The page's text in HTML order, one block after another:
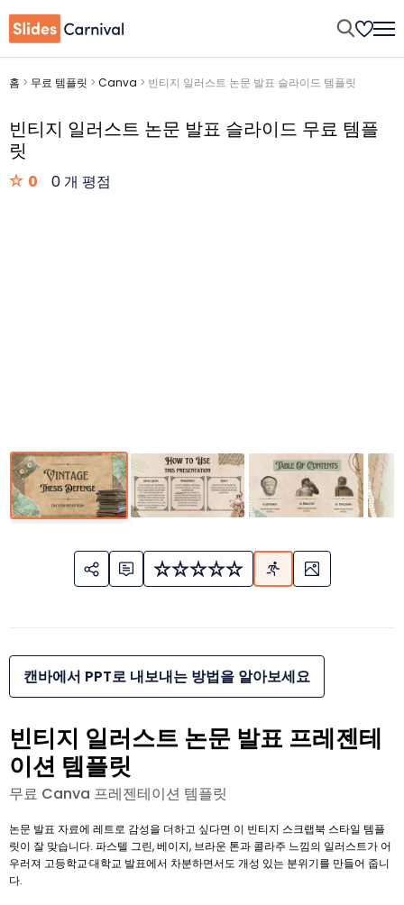
홈 > 무료 템플릿 > Canva > 빈티지 일러스트 논문 발표 슬라이드 템플릿
빈티지 일러스트 논문 발표 슬라이드 무료 템플
릿
0 0 개 평점
캔바에서 PPT로 내보내는 방법을 알아보세요
빈티지 일러스트 논문 발표 프레젠테
이션 템플릿
무료 Canva 프레젠테이션 템플릿
논문 발표 자료에 레트로 감성을 더하고 싶다면 이 빈티지 스크랩북 스타일 템플
릿이 잘 맞습니다. 파스텔 그린, 베이지, 브라운 톤과 콜라주 느낌의 일러스트가 어
우러져 고등학교·대학교 발표에서 차분하면서도 개성 있는 분위기를 만들어 줍니
다.